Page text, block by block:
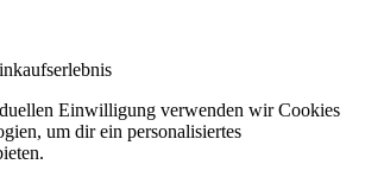
Einwilligung verwenden wir Cookies
um dir ein personalisiertes